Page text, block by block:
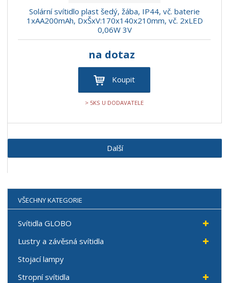
Solární svítidlo plast šedý, žába, IP44, vč. baterie
1xAA200mAh, DxŠxV:170x140x210mm, vč. 2xLED
0,06W 3V
na dotaz
Koupit
> 5KS U DODAVATELE
Další
VŠECHNY KATEGORIE
Svítidla GLOBO
Lustry a závěsná svítidla
Stojací lampy
Stropní svítidla